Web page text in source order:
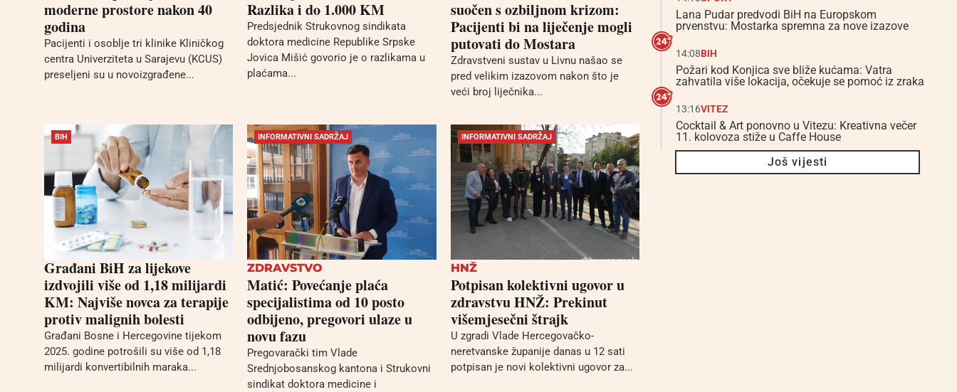
moderne prostore nakon 40
godina
Pacijenti i osoblje tri klinike Kliničkog
centra Univerziteta u Sarajevu (KCUS)
preseljeni su u novoizgrađene...
Razlika i do 1.000 KM
Predsjednik Strukovnog sindikata
doktora medicine Republike Srpske
Jovica Mišić govorio je o razlikama u
plaćama...
suočen s ozbiljnom krizom:
Pacijenti bi na liječenje mogli
putovati do Mostara
Zdravstveni sustav u Livnu našao se
pred velikim izazovom nakon što je
veći broj liječnika...
BIH
Građani BiH za lijekove
izdvojili više od 1,18 milijardi
KM: Najviše novca za terapije
protiv malignih bolesti
Građani Bosne i Hercegovine tijekom
2025. godine potrošili su više od 1,18
milijardi konvertibilnih maraka...
INFORMATIVNI SADRŽAJ
ZDRAVSTVO
Matić: Povećanje plaća
specijalistima od 10 posto
odbijeno, pregovori ulaze u
novu fazu
Pregovarački tim Vlade
Srednjobosanskog kantona i Strukovni
sindikat doktora medicine i
INFORMATIVNI SADRŽAJ
HNŽ
Potpisan kolektivni ugovor u
zdravstvu HNŽ: Prekinut
višemjesečni štrajk
U zgradi Vlade Hercegovačko-
neretvanske županije danas u 12 sati
potpisan je novi kolektivni ugovor za...
Lana Pudar predvodi BiH na Europskom
prvenstvu: Mostarka spremna za nove izazove
14:08BIH
Požari kod Konjica sve bliže kućama: Vatra
zahvatila više lokacija, očekuje se pomoć iz zraka
13:16VITEZ
Cocktail & Art ponovno u Vitezu: Kreativna večer
11. kolovoza stiže u Caffe House
Još vijesti